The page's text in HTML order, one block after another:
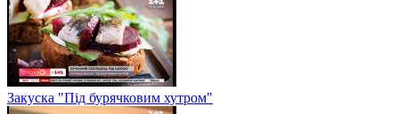
Закуска "Під бурячковим хутром"